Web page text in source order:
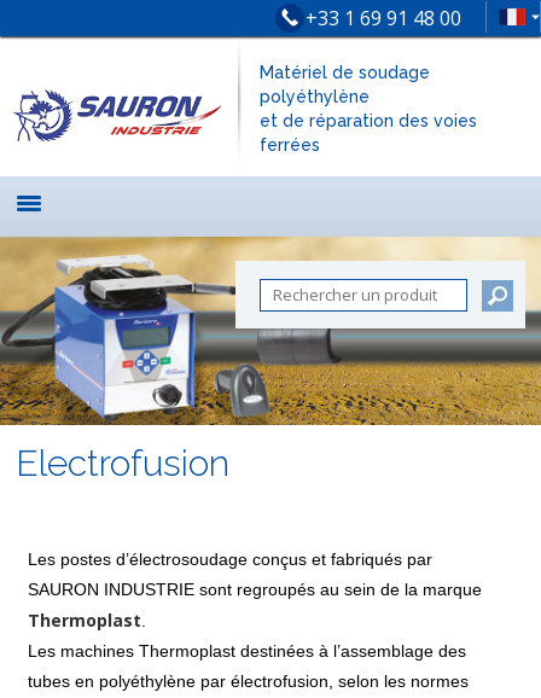
+33 1 69 91 48 00
Matériel de soudage
polyéthylène
et de réparation des voies
ferrées
Electrofusion
Les postes d’électrosoudage conçus et fabriqués par
SAURON INDUSTRIE sont regroupés au sein de la marque
Thermoplast
Les machines Thermoplast destinées à l’assemblage des
tubes en polyéthylène par électrofusion, selon les normes